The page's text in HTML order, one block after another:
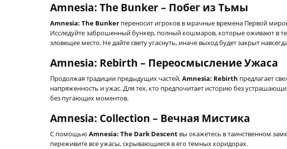
Amnesia: The Bunker – Побег из Тьмы
Amnesia: The Bunker переносит игроков в мрачные времена Первой
Исследуйте заброшенный бункер, полный кошмаров, которые оживают в
зловещее место. Не дайте свету угаснуть, иначе выход будет закрыт
Amnesia: Rebirth – Переосмысление Ужаса
Продолжая традиции предыдущих частей,Amnesia: Rebirth предлагает
напряженность и ужас. Для тех, кто предпочитает историю без
без пугающих моментов.
Amnesia: Collection – Вечная Мистика
С помощью Amnesia: The Dark Descent вы окажетесь в таинственном
переживите все ужасы, скрывающиеся в его темных коридорах.